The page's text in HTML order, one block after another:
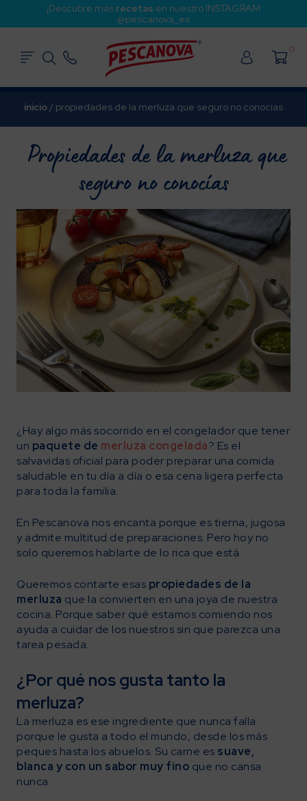
¡Descubre más recetas en nuestro INSTAGRAM
@pescanova_es
0
inicio / propiedades de la merluza que seguro no conocías
Propiedades de la merluza que
seguro no conocías
¿Hay algo más socorrido en el congelador que tener
un paquete de merluza congelada? Es el
salvavidas oficial para poder preparar una comida
saludable en tu día a día o esa cena ligera perfecta
para toda la familia.
En Pescanova nos encanta porque es tierna, jugosa
y admite multitud de preparaciones. Pero hoy no
solo queremos hablarte de lo rica que está.
Queremos contarte esas propiedades de la
merluza que la convierten en una joya de nuestra
cocina. Porque saber qué estamos comiendo nos
ayuda a cuidar de los nuestros sin que parezca una
tarea pesada.
¿Por qué nos gusta tanto la
merluza?
La merluza es ese ingrediente que nunca falla
porque le gusta a todo el mundo, desde los más
peques hasta los abuelos. Su carne es suave,
blanca y con un sabor muy fino que no cansa
nunca.